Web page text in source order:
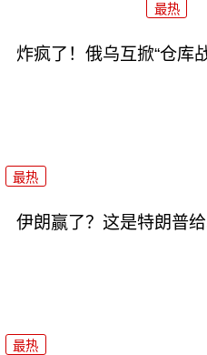
最热
炸疯了！俄乌互掀“仓库
最热
伊朗赢了？这是特朗普
最热